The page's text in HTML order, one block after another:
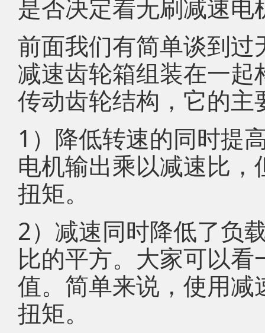
是否决定着无刷减速电
前面我们有简单谈到
减速齿轮箱组装在一
传动齿轮结构，它的主
1）降低转速的同时提
电机输出乘以减速比
扭矩。
2）减速同时降低了负
比的平方。大家可以
值。简单来说，使用
扭矩。